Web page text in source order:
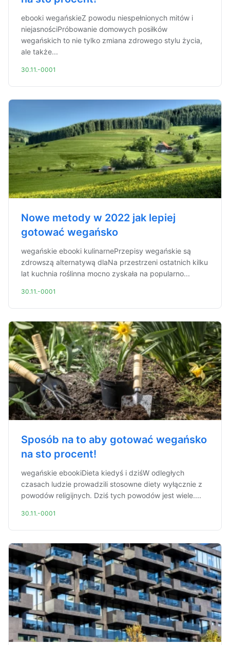
ebooki wegańskieZ powodu niespełnionych mitów i
niejasnościPróbowanie domowych posiłków
wegańskich to nie tylko zmiana zdrowego stylu życia,
ale także...
30.11.-0001
Nowe metody w 2022 jak lepiej
gotować wegańsko
wegańskie ebooki kulinarnePrzepisy wegańskie są
zdrowszą alternatywą dlaNa przestrzeni ostatnich kilku
lat kuchnia roślinna mocno zyskała na popularno...
30.11.-0001
Sposób na to aby gotować wegańsko
na sto procent!
wegańskie ebookiDieta kiedyś i dziśW odległych
czasach ludzie prowadzili stosowne diety wyłącznie z
powodów religijnych. Dziś tych powodów jest wiele....
30.11.-0001